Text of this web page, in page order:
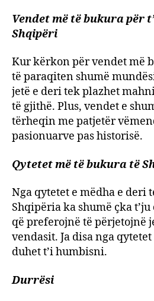
Vendet më të bukura për
Shqipëri
Kur kërkon për vendet më
të paraqiten shumë
jetë e deri tek plazhet
të gjithë. Plus, vendet e
tërheqin me patjetër
pasionuarve pas historisë.
Qytetet më të bukura të
Nga qytetet e mëdha e deri
Shqipëria ka shumë çka
që preferojnë të përjetojnë
vendasit. Ja disa nga
duhet t’i humbisni.
Durrësi